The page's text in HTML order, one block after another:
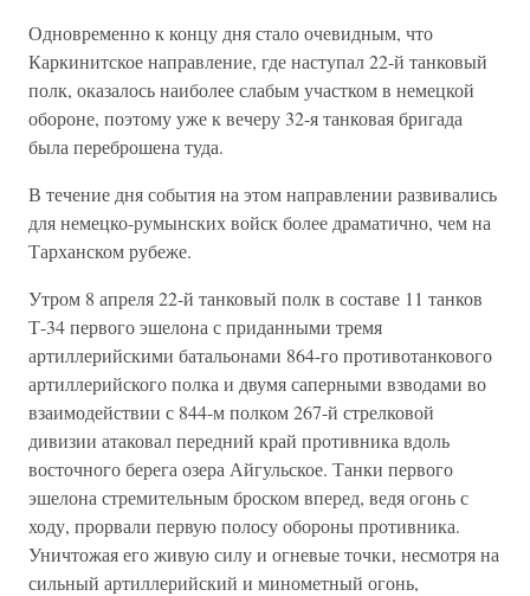
Одновременно к концу дня стало очевидным, что
Каркинитское направление, где наступал 22-й танковый
полк, оказалось наиболее слабым участком в немецкой
обороне, поэтому уже к вечеру 32-я танковая бригада
была переброшена туда.
В течение дня события на этом направлении развивались
для немецко-румынских войск более драматично, чем на
Тарханском рубеже.
Утром 8 апреля 22-й танковый полк в составе 11 танков
Т-34 первого эшелона с приданными тремя
артиллерийскими батальонами 864-го противотанкового
артиллерийского полка и двумя саперными взводами во
взаимодействии с 844-м полком 267-й стрелковой
дивизии атаковал передний край противника вдоль
восточного берега озера Айгульское. Танки первого
эшелона стремительным броском вперед, ведя огонь с
ходу, прорвали первую полосу обороны противника.
Уничтожая его живую силу и огневые точки, несмотря на
сильный артиллерийский и минометный огонь,